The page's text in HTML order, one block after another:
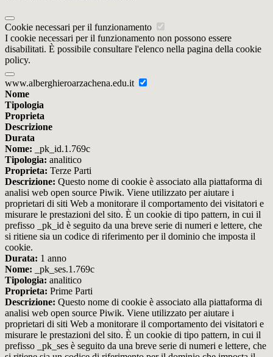
Cookie necessari per il funzionamento
I cookie necessari per il funzionamento non possono essere
disabilitati. È possibile consultare l'elenco nella pagina della cookie
policy.
www.alberghieroarzachena.edu.it
Nome
Tipologia
Proprieta
Descrizione
Durata
Nome: _pk_id.1.769c
Tipologia: analitico
Proprieta: Terze Parti
Descrizione: Questo nome di cookie è associato alla piattaforma di
analisi web open source Piwik. Viene utilizzato per aiutare i
proprietari di siti Web a monitorare il comportamento dei visitatori e
misurare le prestazioni del sito. È un cookie di tipo pattern, in cui il
prefisso _pk_id è seguito da una breve serie di numeri e lettere, che
si ritiene sia un codice di riferimento per il dominio che imposta il
cookie.
Durata: 1 anno
Nome: _pk_ses.1.769c
Tipologia: analitico
Proprieta: Prime Parti
Descrizione: Questo nome di cookie è associato alla piattaforma di
analisi web open source Piwik. Viene utilizzato per aiutare i
proprietari di siti Web a monitorare il comportamento dei visitatori e
misurare le prestazioni del sito. È un cookie di tipo pattern, in cui il
prefisso _pk_ses è seguito da una breve serie di numeri e lettere, che